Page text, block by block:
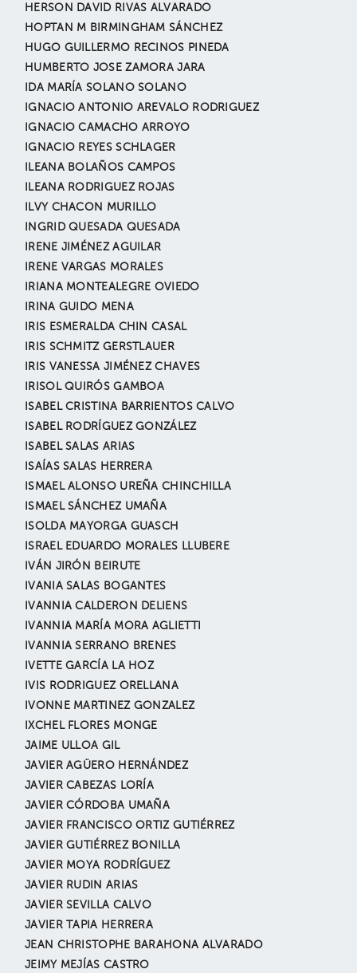
HERSON DAVID RIVAS ALVARADO
HOPTAN M BIRMINGHAM SÁNCHEZ
HUGO GUILLERMO RECINOS PINEDA
HUMBERTO JOSE ZAMORA JARA
IDA MARÍA SOLANO SOLANO
IGNACIO ANTONIO AREVALO RODRIGUEZ
IGNACIO CAMACHO ARROYO
IGNACIO REYES SCHLAGER
ILEANA BOLAÑOS CAMPOS
ILEANA RODRIGUEZ ROJAS
ILVY CHACON MURILLO
INGRID QUESADA QUESADA
IRENE JIMÉNEZ AGUILAR
IRENE VARGAS MORALES
IRIANA MONTEALEGRE OVIEDO
IRINA GUIDO MENA
IRIS ESMERALDA CHIN CASAL
IRIS SCHMITZ GERSTLAUER
IRIS VANESSA JIMÉNEZ CHAVES
IRISOL QUIRÓS GAMBOA
ISABEL CRISTINA BARRIENTOS CALVO
ISABEL RODRÍGUEZ GONZÁLEZ
ISABEL SALAS ARIAS
ISAÍAS SALAS HERRERA
ISMAEL ALONSO UREÑA CHINCHILLA
ISMAEL SÁNCHEZ UMAÑA
ISOLDA MAYORGA GUASCH
ISRAEL EDUARDO MORALES LLUBERE
IVÁN JIRÓN BEIRUTE
IVANIA SALAS BOGANTES
IVANNIA CALDERON DELIENS
IVANNIA MARÍA MORA AGLIETTI
IVANNIA SERRANO BRENES
IVETTE GARCÍA LA HOZ
IVIS RODRIGUEZ ORELLANA
IVONNE MARTINEZ GONZALEZ
IXCHEL FLORES MONGE
JAIME ULLOA GIL
JAVIER AGÜERO HERNÁNDEZ
JAVIER CABEZAS LORÍA
JAVIER CÓRDOBA UMAÑA
JAVIER FRANCISCO ORTIZ GUTIÉRREZ
JAVIER GUTIÉRREZ BONILLA
JAVIER MOYA RODRÍGUEZ
JAVIER RUDIN ARIAS
JAVIER SEVILLA CALVO
JAVIER TAPIA HERRERA
JEAN CHRISTOPHE BARAHONA ALVARADO
JEIMY MEJÍAS CASTRO